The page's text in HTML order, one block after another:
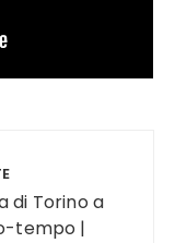
di Torino a
tempo |